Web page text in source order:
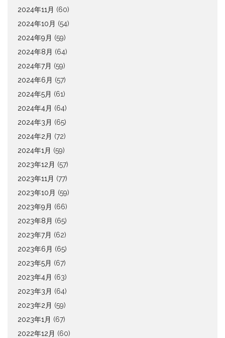
2024年11月 (60)
2024年10月 (54)
2024年9月 (59)
2024年8月 (64)
2024年7月 (59)
2024年6月 (57)
2024年5月 (61)
2024年4月 (64)
2024年3月 (65)
2024年2月 (72)
2024年1月 (59)
2023年12月 (57)
2023年11月 (77)
2023年10月 (59)
2023年9月 (66)
2023年8月 (65)
2023年7月 (62)
2023年6月 (65)
2023年5月 (67)
2023年4月 (63)
2023年3月 (64)
2023年2月 (59)
2023年1月 (67)
2022年12月 (60)